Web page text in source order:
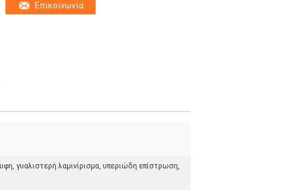
Επικοινωνία
γυαλιστερή λαμινίρισμα, υπεριώδη επίστρωση,